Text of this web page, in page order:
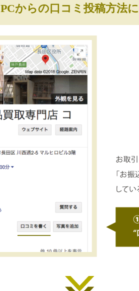
PCからの口コミ投稿方法